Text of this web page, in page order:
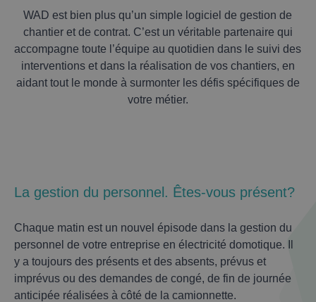
WAD est bien plus qu’un simple logiciel de gestion de
chantier et de contrat. C’est un véritable partenaire qui
accompagne toute l’équipe au quotidien dans le suivi des
interventions et dans la réalisation de vos chantiers, en
aidant tout le monde à surmonter les défis spécifiques de
votre métier.
La gestion du personnel. Êtes-vous présent?
Chaque matin est un nouvel épisode dans la gestion du
personnel de votre entreprise en électricité domotique. Il
y a toujours des présents et des absents, prévus et
imprévus ou des demandes de congé, de fin de journée
anticipée réalisées à côté de la camionnette.